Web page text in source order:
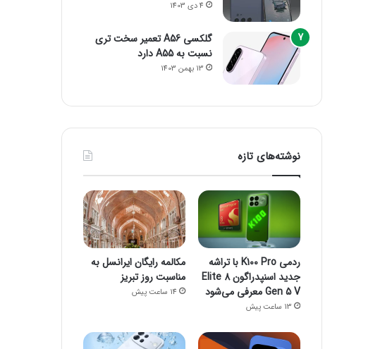
4 دی 1403
گلکسی A56 تعمیر سخت تری
نسبت به A55 دارد
13 بهمن 1403
نوشته‌های تازه
ردمی K100 Pro با تراشه
جدید اسنپدراگون 8 Elite
Gen 5 V معرفی می‌شود
13 ساعت پیش
مکالمه رایگان ایرانسل به
مناسبت روز تبریز
14 ساعت پیش